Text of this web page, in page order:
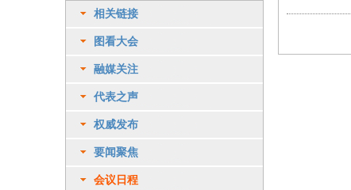
相关链接
图看大会
融媒关注
代表之声
权威发布
要闻聚焦
会议日程